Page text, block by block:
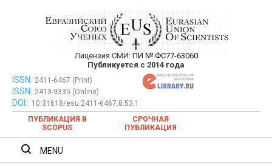
Евразийский Союз Ученых —
публикация научных статей в
ежемесячном научном журнале
Лицензия СМИ: ПИ № ФС77-63060
Публикуется с 2014 года
Евразийский Союз Ученых — публикация научных статей в
ежемесячном научном журнале
ISSN: 2411-6467 (Print)
ISSN: 2413-9335 (Online)
DOI:
10.31618/esu.2411-6467.8.53.1
ПУБЛИКАЦИЯ В
SCOPUS
СРОЧНАЯ
ПУБЛИКАЦИЯ
MENU